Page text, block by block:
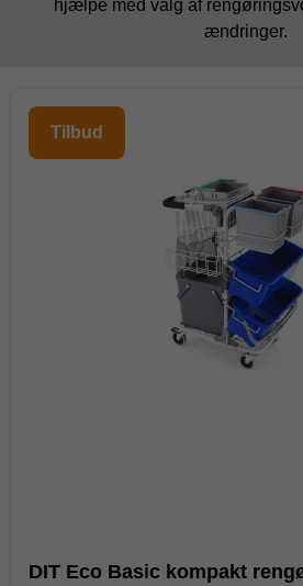
hjælpe med valg af
ændringer.
Tilbud
DIT Eco Basic kompakt